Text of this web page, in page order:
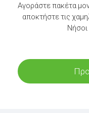
Αγοράστε πακέτα
αποκτήστε τις